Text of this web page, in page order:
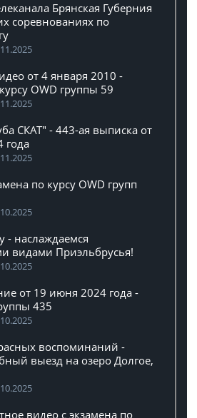
Брянская Губерния
соревнованиях по
от 4 января 2010 -
OWD группы 59
СКАТ" - 443-ая выписка от
года
по курсу OWD групп
- наслаждаемся
видами Приэльбрусья!
от 19 июня 2024 года -
435
воспоминаний -
выезд на озеро Долгое,
видео с экзамена по